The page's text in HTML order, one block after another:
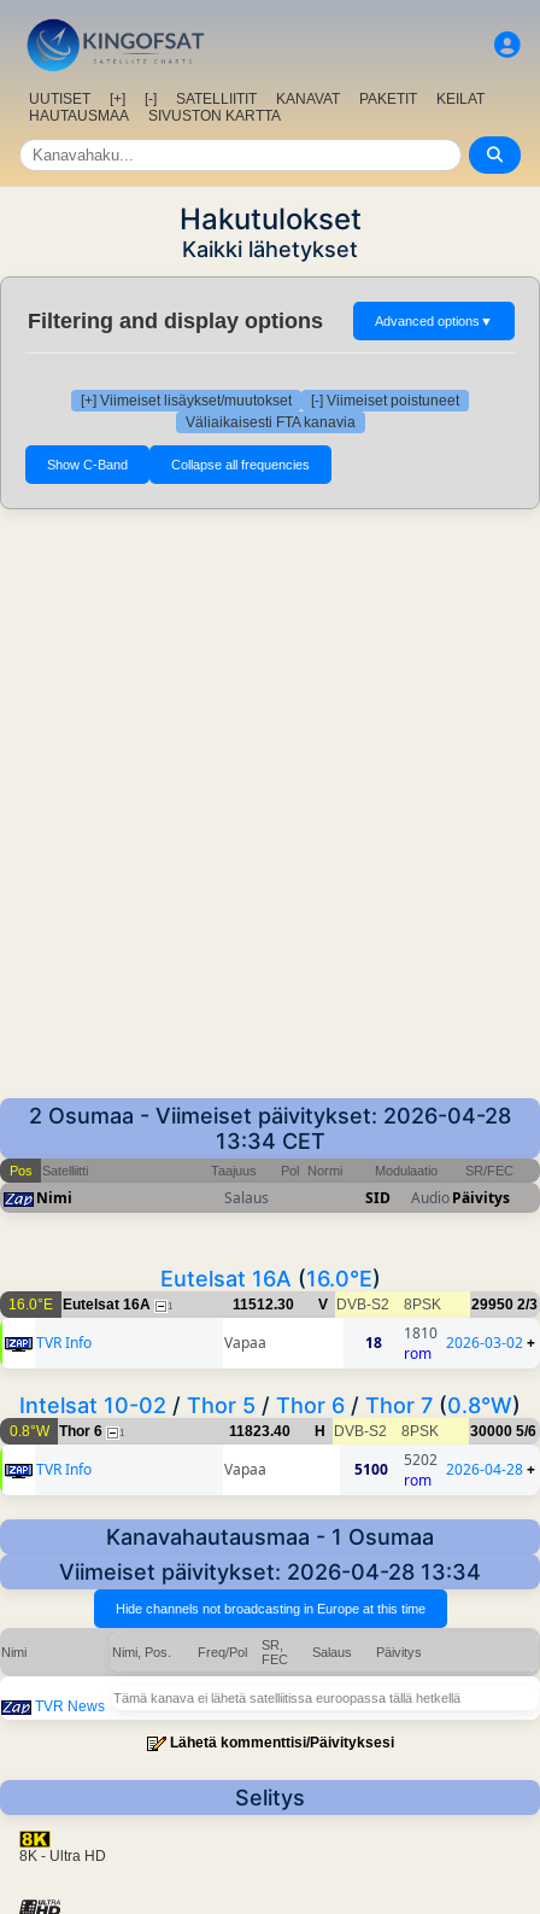
UUTISET [+] [-] SATELLIITIT KANAVAT PAKETIT
KEILAT
HAUTAUSMAA
SIVUSTON KARTTA
Hakutulokset
Kaikki lähetykset
Filtering and display options Advanced options ▼
[+] Viimeiset lisäykset/muutokset
[-] Viimeiset poistuneet
Väliaikaisesti FTA kanavia
2 Osumaa - Viimeiset päivitykset: 2026-04-28
13:34 CET
Pos Satelliitti Taajuus Pol Normi Modulaatio SR/FEC
Nimi Salaus SID AudioPäivitys
Eutelsat 16A (16.0°E)
16.0°E Eutelsat 16A 1 11512.30 V DVB-S2 8PSK 29950 2/3
TVR Info Vapaa 18
1810
rom
2026-03-02+
Intelsat 10-02 / Thor 5 / Thor 6 / Thor 7 (0.8°W)
0.8°W Thor 6 1 11823.40 H DVB-S2 8PSK 30000 5/6
TVR Info Vapaa 5100
5202
rom
2026-04-28+
Kanavahautausmaa - 1 Osumaa
Viimeiset päivitykset: 2026-04-28 13:34
Nimi Nimi, Pos. Freq/Pol
SR,
FEC
Salaus Päivitys
TVR News Tämä kanava ei lähetä satelliitissa euroopassa tällä hetkellä
Lähetä kommenttisi/Päivityksesi
Selitys
8K - Ultra HD